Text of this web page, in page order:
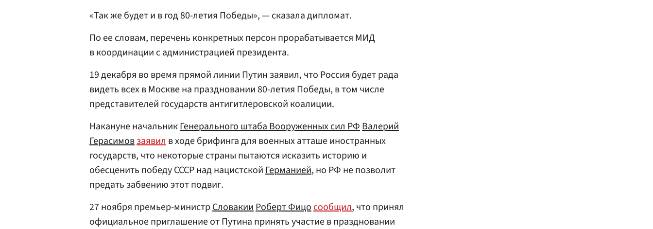
«Так же будет и в год 80-летия Победы», — сказала дипломат.
По ее словам, перечень конкретных персон прорабатывается МИД
в координации с администрацией президента.
19 декабря во время прямой линии Путин заявил, что Россия будет рада
видеть всех в Москве на праздновании 80-летия Победы, в том числе
представителей государств антигитлеровской коалиции.
Накануне начальникГенерального штаба Вооруженных сил РФВалерий
Герасимовзаявилв ходе брифинга для военных атташе иностранных
государств, что некоторые страны пытаются исказить историю и
обесценить победу СССР над нацистскойГерманией, но РФ не позволит
предать забвению этот подвиг.
27 ноября премьер-министрСловакииРоберт Фицосообщил, что принял
официальное приглашение от Путина принять участие в праздновании